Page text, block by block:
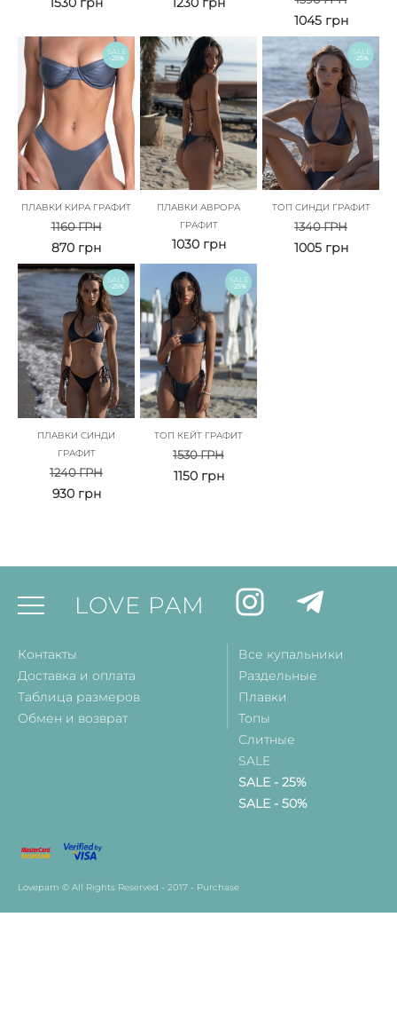
1045 грн
SALE
-25%
ПЛАВКИ КИРА ГРАФИТ
1160ГРН
870 грн
ПЛАВКИ АВРОРА
ГРАФИТ
1030 грн
SALE
-25%
ТОП СИНДИ ГРАФИТ
1340ГРН
1005 грн
SALE
-25%
ПЛАВКИ СИНДИ
ГРАФИТ
1240ГРН
930 грн
SALE
-25%
ТОП КЕЙТ ГРАФИТ
1530ГРН
1150 грн
LOVE PAM
Контакты
Доставка и оплата
Таблица размеров
Обмен и возврат
Все купальники
Раздельные
Плавки
Топы
Слитные
SALE
SALE - 25%
SALE - 50%
Lovepam © All Rights Reserved - 2017 - Purchase